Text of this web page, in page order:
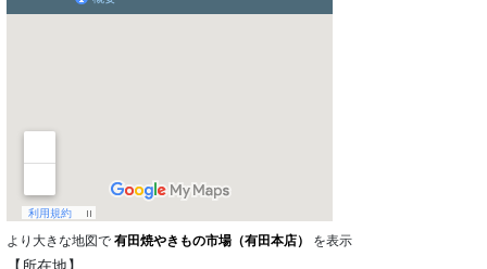
より大きな地図で 有田焼やきもの市場（有田本店） を表示
【所在地】